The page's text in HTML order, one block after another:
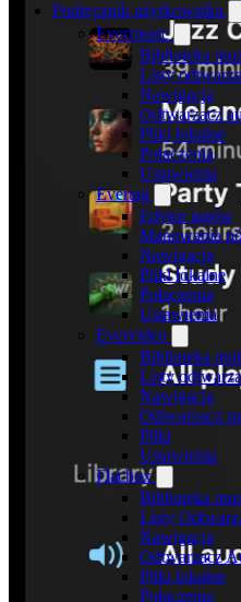
Podręcznik użytkownika
Evermusic
Biblioteka
Listy
Nawigacja
Odtwarzacz
Pliki lokalne
Połączenia
Ustawienia
Evertag
Edytor tagów
Mapowania
Nawigacja
Pliki lokalne
Połączenia
Ustawienia
Evervideo
Biblioteka
Listy
Nawigacja
Odtwarzacz
Pliki
Ustawienia
Flacbox
Biblioteka
Listy
Nawigacja
Odtwarzacz
Pliki lokalne
Połączenia